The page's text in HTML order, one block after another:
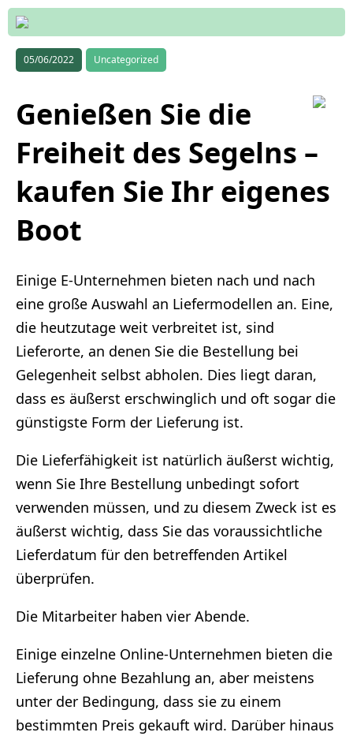
05/06/2022 Uncategorized
Genießen Sie die
Freiheit des Segelns –
kaufen Sie Ihr eigenes
Boot
Einige E-Unternehmen bieten nach und nach
eine große Auswahl an Liefermodellen an. Eine,
die heutzutage weit verbreitet ist, sind
Lieferorte, an denen Sie die Bestellung bei
Gelegenheit selbst abholen. Dies liegt daran,
dass es äußerst erschwinglich und oft sogar die
günstigste Form der Lieferung ist.
Die Lieferfähigkeit ist natürlich äußerst wichtig,
wenn Sie Ihre Bestellung unbedingt sofort
verwenden müssen, und zu diesem Zweck ist es
äußerst wichtig, dass Sie das voraussichtliche
Lieferdatum für den betreffenden Artikel
überprüfen.
Die Mitarbeiter haben vier Abende.
Einige einzelne Online-Unternehmen bieten die
Lieferung ohne Bezahlung an, aber meistens
unter der Bedingung, dass sie zu einem
bestimmten Preis gekauft wird. Darüber hinaus